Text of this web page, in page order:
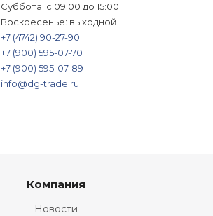
Суббота: с 09:00 до 15:00
Воскресенье: выходной
+7 (4742) 90-27-90
+7 (900) 595-07-70
+7 (900) 595-07-89
info@dg-trade.ru
Компания
Новости